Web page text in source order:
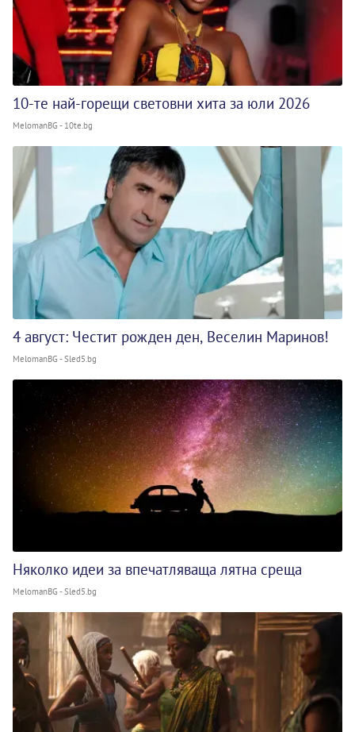
10-те най-горещи световни хита за юли 2026
MelomanBG - 10te.bg
4 август: Честит рожден ден, Веселин Маринов!
MelomanBG - Sled5.bg
Няколко идеи за впечатляваща лятна среща
MelomanBG - Sled5.bg